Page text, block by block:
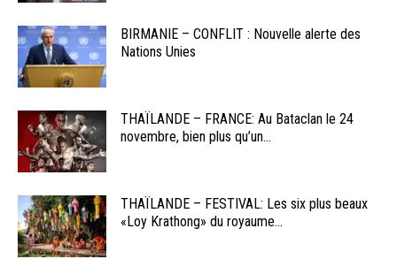
BIRMANIE – CONFLIT : Nouvelle alerte des
Nations Unies
THAÏLANDE – FRANCE: Au Bataclan le 24
novembre, bien plus qu’un...
THAÏLANDE – FESTIVAL: Les six plus beaux
«Loy Krathong» du royaume...